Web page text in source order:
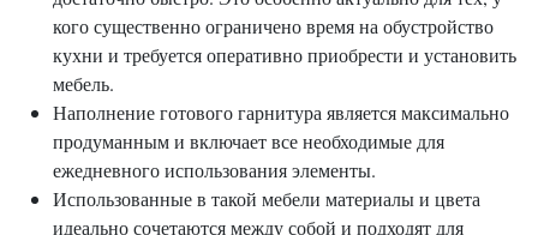
кого существенно ограничено время на обустройство
кухни и требуется оперативно приобрести и установить
мебель.
Наполнение готового гарнитура является максимально
продуманным и включает все необходимые для
ежедневного использования элементы.
Использованные в такой мебели материалы и цвета
идеально сочетаются между собой и подходят для